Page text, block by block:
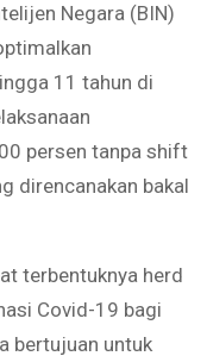
Negara (BIN)
11 tahun di
persen tanpa shift
direncanakan bakal
terbentuknya herd
Covid-19 bagi
bertujuan untuk